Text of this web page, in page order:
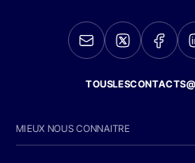
MIEUX NOUS CONNAITRE